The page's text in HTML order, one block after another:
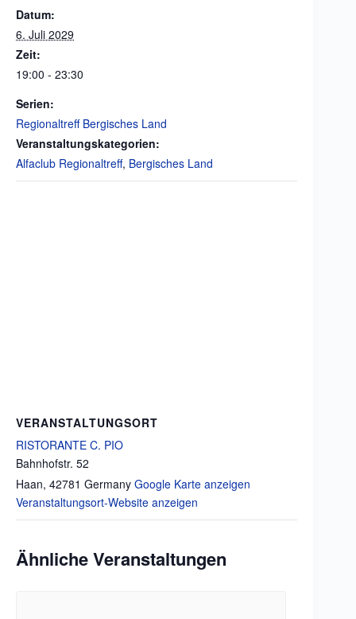
Datum:
6. Juli 2029
Zeit:
19:00 - 23:30
Serien:
Regionaltreff Bergisches Land
Veranstaltungskategorien:
Alfaclub Regionaltreff, Bergisches Land
VERANSTALTUNGSORT
RISTORANTE C. PIO
Bahnhofstr. 52
Haan, 42781 Germany Google Karte anzeigen
Veranstaltungsort-Website anzeigen
Ähnliche Veranstaltungen